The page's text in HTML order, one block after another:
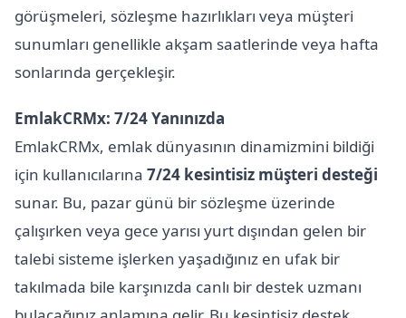
görüşmeleri, sözleşme hazırlıkları veya müşteri
sunumları genellikle akşam saatlerinde veya hafta
sonlarında gerçekleşir.
EmlakCRMx: 7/24 Yanınızda
EmlakCRMx, emlak dünyasının dinamizmini bildiği
için kullanıcılarına 7/24 kesintisiz müşteri desteği
sunar. Bu, pazar günü bir sözleşme üzerinde
çalışırken veya gece yarısı yurt dışından gelen bir
talebi sisteme işlerken yaşadığınız en ufak bir
takılmada bile karşınızda canlı bir destek uzmanı